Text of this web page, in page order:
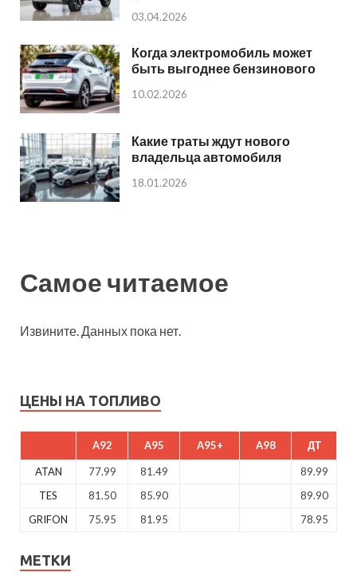
03.04.2026
Когда электромобиль может
быть выгоднее бензинового
10.02.2026
Какие траты ждут нового
владельца автомобиля
18.01.2026
Самое читаемое
Извините. Данных пока нет.
ЦЕНЫ НА ТОПЛИВО
A92 A95 A95+ A98 ДТ
ATAN 77.99 81.49
89.99
TES
81.50 85.90
89.90
GRIFON
75.95 81.95 78.95
МЕТКИ